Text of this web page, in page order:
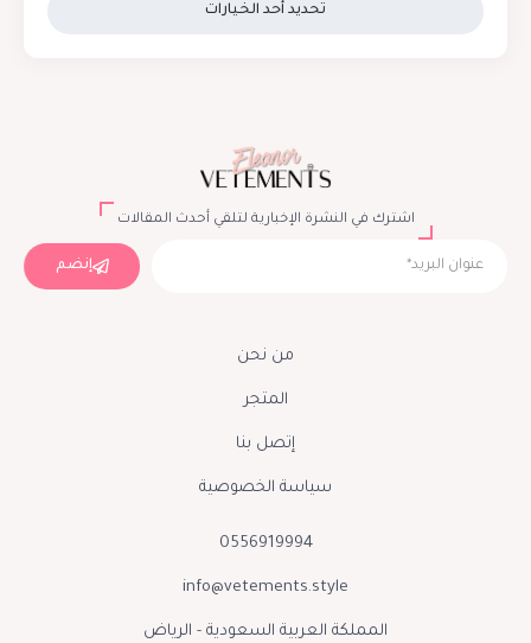
تحديد أحد الخيارات
اشترك في النشرة الإخبارية لتلقي أحدث المقالات
إنضم
من نحن
المتجر
إتصل بنا
سياسة الخصوصية
0556919994
info@vetements.style
المملكة العربية السعودية - الرياض